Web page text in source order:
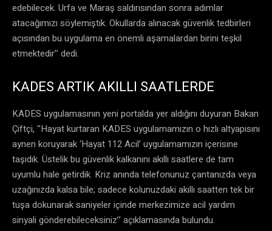
edebilecek. Urfa ve Maraş saldırısından sonra adımlar
atacağımızı söylemiştik. Okullarda alınacak güvenlik tedbirleri
açısından bu uygulama en önemli aşamalardan birini teşkil
etmektedir’’ dedi.
KADES ARTIK AKILLI SAATLERDE
KADES uygulamasının yeni portalda yer aldığını duyuran Bakan
Çiftçi, ‘’Hayat kurtaran KADES uygulamamızın o hızlı altyapısını
aynen koruyarak ‘Hayat 112 Acil’ uygulamamızın içerisine
taşıdık. Üstelik bu güvenlik kalkanını akıllı saatlere de tam
uyumlu hale getirdik. Kriz anında telefonunuz çantanızda veya
uzağınızda kalsa bile; sadece kolunuzdaki akıllı saatten tek bir
tuşa dokunarak saniyeler içinde merkezimize acil yardım
sinyali gönderebileceksiniz’’ açıklamasında bulundu.